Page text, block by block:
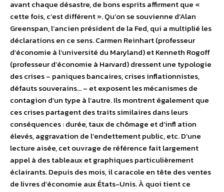
avant chaque désastre, de bons esprits affirment que «
cette fois, c’est différent ». Qu’on se souvienne d’Alan
Greenspan, l’ancien président de la Fed, qui a multiplié les
déclarations en ce sens. Carmen Reinhart (professeur
d’économie à l’université du Maryland) et Kenneth Rogoff
(professeur d’économie à Harvard) dressent une typologie
des crises – paniques bancaires, crises inflationnistes,
défauts souverains… – et exposent les mécanismes de
contagion d’un type à l’autre. Ils montrent également que
ces crises partagent des traits similaires dans leurs
conséquences : durée, taux de chômage et d’infl ation
élevés, aggravation de l’endettement public, etc. D’une
lecture aisée, cet ouvrage de référence fait largement
appel à des tableaux et graphiques particulièrement
éclairants. Depuis des mois, il caracole en tête des ventes
de livres d’économie aux États-Unis. À quoi tient ce